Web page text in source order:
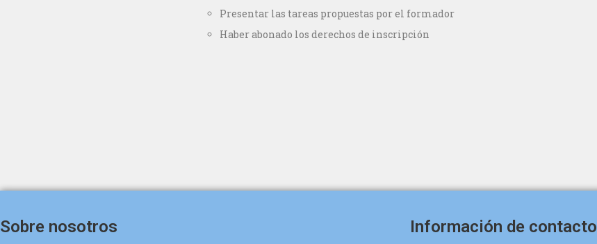
Presentar las tareas propuestas por el formador
Haber abonado los derechos de inscripción
Sobre nosotros Información de contacto